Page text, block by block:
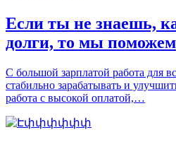
Если ты не знаешь,
долги, то мы поможем
С большой зарплатой работа для
стабильно зарабатывать и
работа с высокой оплатой,…